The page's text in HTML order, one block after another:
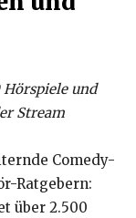
und
Stream
Comedy-
Ratgebern:
über 2.500